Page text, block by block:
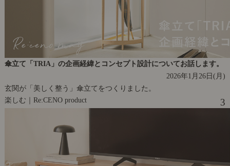
傘立て「TRIA」の企画経緯とコンセプト設計についてお話します。
2026年1月26日(月)
玄関が「美しく整う」傘立てをつくりました。
楽しむ｜Re:CENO product
3